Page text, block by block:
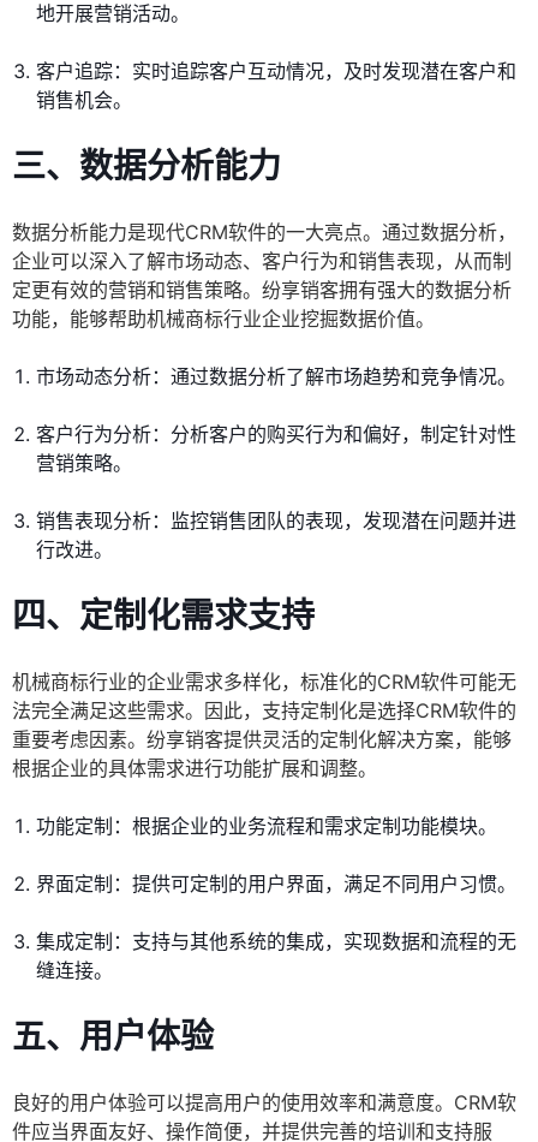
地开展营销活动。
客户追踪：实时追踪客户互动情况，及时发现潜在客户和
销售机会。
三、数据分析能力
数据分析能力是现代CRM软件的一大亮点。通过数据分析，
企业可以深入了解市场动态、客户行为和销售表现，从而制
定更有效的营销和销售策略。纷享销客拥有强大的数据分析
功能，能够帮助机械商标行业企业挖掘数据价值。
市场动态分析：通过数据分析了解市场趋势和竞争情况。
客户行为分析：分析客户的购买行为和偏好，制定针对性
营销策略。
销售表现分析：监控销售团队的表现，发现潜在问题并进
行改进。
四、定制化需求支持
机械商标行业的企业需求多样化，标准化的CRM软件可能无
法完全满足这些需求。因此，支持定制化是选择CRM软件的
重要考虑因素。纷享销客提供灵活的定制化解决方案，能够
根据企业的具体需求进行功能扩展和调整。
功能定制：根据企业的业务流程和需求定制功能模块。
界面定制：提供可定制的用户界面，满足不同用户习惯。
集成定制：支持与其他系统的集成，实现数据和流程的无
缝连接。
五、用户体验
良好的用户体验可以提高用户的使用效率和满意度。CRM软
件应当界面友好、操作简便，并提供完善的培训和支持服